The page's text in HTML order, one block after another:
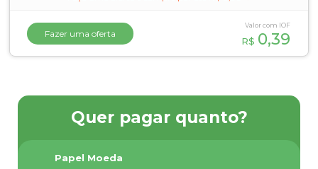
Fazer uma oferta
Valor com IOF
R$ 0,39
Quer pagar quanto?
Papel Moeda